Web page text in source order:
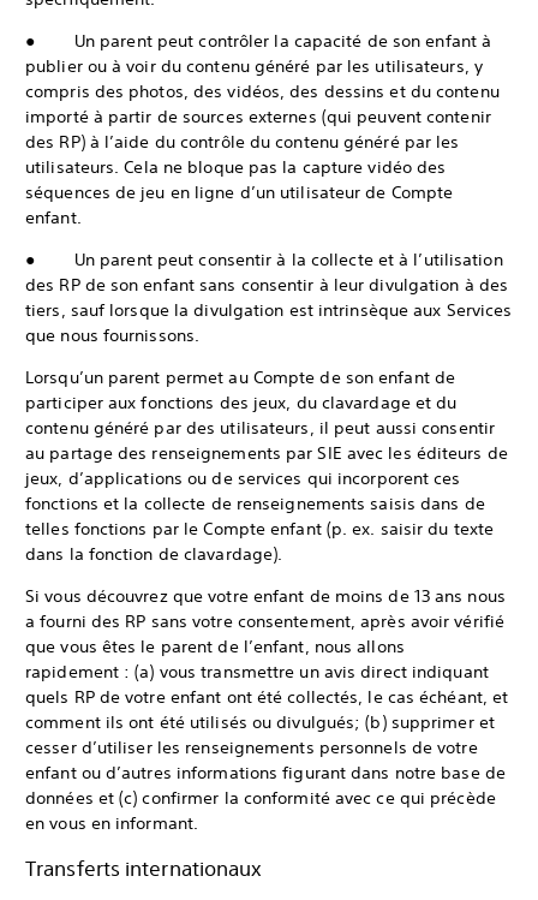
● Un parent peut contrôler la capacité de son enfant à
publier ou à voir du contenu généré par les utilisateurs, y
compris des photos, des vidéos, des dessins et du contenu
importé à partir de sources externes (qui peuvent contenir
des RP) à l’aide du contrôle du contenu généré par les
utilisateurs. Cela ne bloque pas la capture vidéo des
séquences de jeu en ligne d’un utilisateur de Compte
enfant.
● Un parent peut consentir à la collecte et à l’utilisation
des RP de son enfant sans consentir à leur divulgation à des
tiers, sauf lorsque la divulgation est intrinsèque aux Services
que nous fournissons.
Lorsqu’un parent permet au Compte de son enfant de
participer aux fonctions des jeux, du clavardage et du
contenu généré par des utilisateurs, il peut aussi consentir
au partage des renseignements par SIE avec les éditeurs de
jeux, d’applications ou de services qui incorporent ces
fonctions et la collecte de renseignements saisis dans de
telles fonctions par le Compte enfant (p. ex. saisir du texte
dans la fonction de clavardage).
Si vous découvrez que votre enfant de moins de 13 ans nous
a fourni des RP sans votre consentement, après avoir vérifié
que vous êtes le parent de l’enfant, nous allons
rapidement : (a) vous transmettre un avis direct indiquant
quels RP de votre enfant ont été collectés, le cas échéant, et
comment ils ont été utilisés ou divulgués; (b) supprimer et
cesser d’utiliser les renseignements personnels de votre
enfant ou d’autres informations figurant dans notre base de
données et (c) confirmer la conformité avec ce qui précède
en vous en informant.
Transferts internationaux